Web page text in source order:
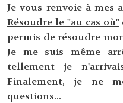
Je vous renvoie à mes
Résoudre le "au cas où"
permis de résoudre
Je me suis même
tellement je
Finalement, je ne
questions...